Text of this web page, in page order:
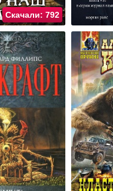
Скачали: 792